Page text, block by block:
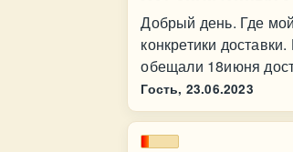
Добрый день. Где
конкретики
обещали 18июня
Гость, 23.06.2023